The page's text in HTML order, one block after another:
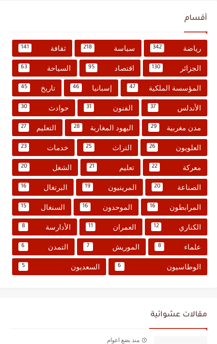
أقسام
رياضة 342 سياسة 218 ثقافة 141
الجزائر 130 اقتصاد 95 السياحة 63
المؤسسة الملكية 47 إسبانيا 46 تاريخ 45
الأندلس 37 الفنون 31 حوادث 30
مدن مغربية 29 اليهود المغاربة 28 التعليم 27
العلويون 26 التراث 25 خدمات 23
معركة 22 تعليم 21 الشغل 20
الصناعة 20 المرينيون 19 البرتغال 16
المرابطون 16 الموحدون 16 السنغال 15
الكناري 12 العمران 11 الأدارسة 8
علماء 8 الموريش 7 التمدن 6
الوطاسيون 6 السعديون 5
مقالات عشوائية
منذ بضع اعوام